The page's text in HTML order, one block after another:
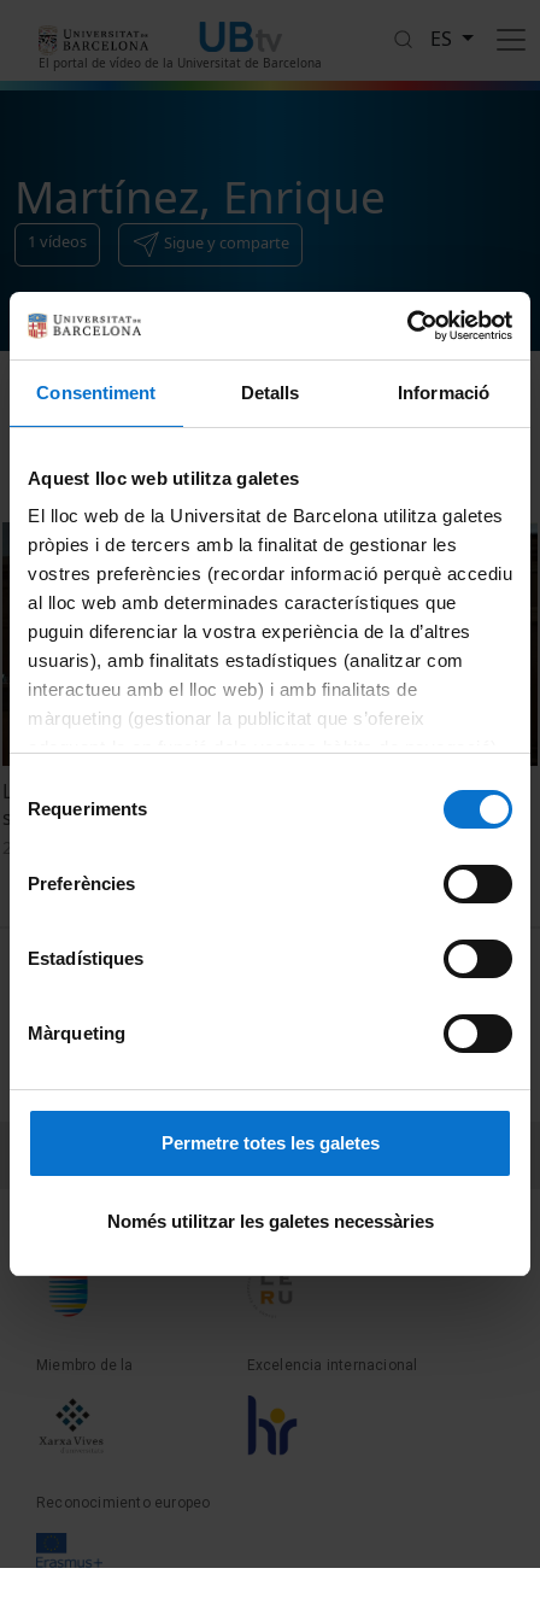
Consentiment Detalls Informació
Aquest lloc web utilitza galetes
El lloc web de la Universitat de Barcelona utilitza galetes
pròpies i de tercers amb la finalitat de gestionar les
vostres preferències (recordar informació perquè accediu
al lloc web amb determinades característiques que
puguin diferenciar la vostra experiència de la d’altres
usuaris), amb finalitats estadístiques (analitzar com
interactueu amb el lloc web) i amb finalitats de
màrqueting (gestionar la publicitat que s’ofereix
consultar laPolítica de galetes del lloc web de la
de Requeriments
Preferències
Estadístiques
Màrqueting
Permetre totes les galetes
Només utilitzar les galetes necessàries
El portal de vídeo de la Universitat de Barcelona
ES
Martínez, Enrique
1 vídeos Sigue y comparte
Ordenar
La semipresencialitat en el context de la Xarxa Vives:
situació actual i reptes de futur. Primera taula rodona
MENÚ PEU 1
Privacidad y términos
Sobre UBtv
Fundadora de la Miembro de la
Miembro de la Excelencia internacional
Reconocimiento europeo